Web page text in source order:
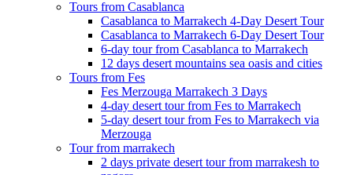
Tours from Casablanca
Casablanca to Marrakech 4-Day Desert Tour
Casablanca to Marrakech 6-Day Desert Tour
6-day tour from Casablanca to Marrakech
12 days desert mountains sea oasis and cities
Tours from Fes
Fes Merzouga Marrakech 3 Days
4-day desert tour from Fes to Marrakech
5-day desert tour from Fes to Marrakech via
Merzouga
Tour from marrakech
2 days private desert tour from marrakesh to